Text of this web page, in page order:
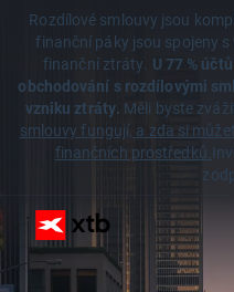
Rozdílové smlouvy jsou
finanční páky jsou spojeny
finanční ztráty. U 77 %
obchodování s rozdílovými
vzniku ztráty. Měli byste
smlouvy fungují, a zda si
finančních prostředků.